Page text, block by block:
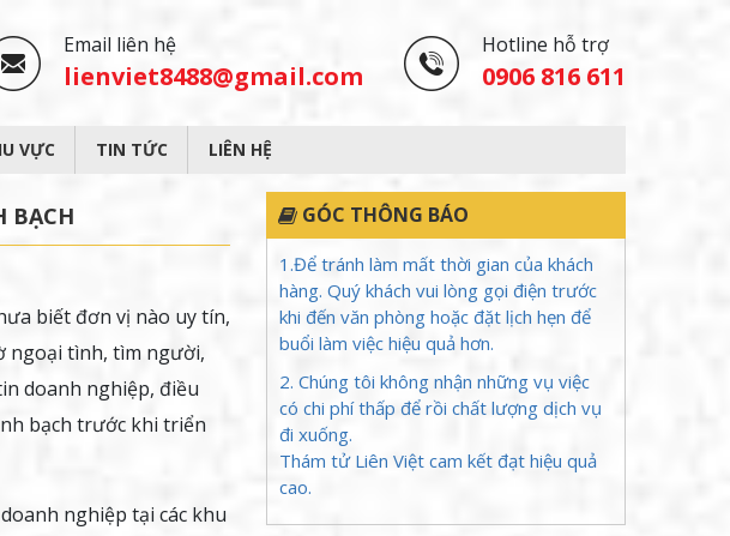
Email liên hệ
lienviet8488@gmail.com
Hotline hỗ trợ
0906 816 611
VỰC TIN TỨC LIÊN HỆ
BẠCH
biết đơn vị nào uy tín,
ngoại tình, tìm người,
doanh nghiệp, điều
bạch trước khi triển
nghiệp tại các khu
GÓC THÔNG BÁO
1.Để tránh làm mất thời gian của khách
hàng. Quý khách vui lòng gọi điện trước
khi đến văn phòng hoặc đặt lịch hẹn để
buổi làm việc hiệu quả hơn.
2. Chúng tôi không nhận những vụ việc
có chi phí thấp để rồi chất lượng dịch vụ
đi xuống.
Thám tử Liên Việt cam kết đạt hiệu quả
cao.